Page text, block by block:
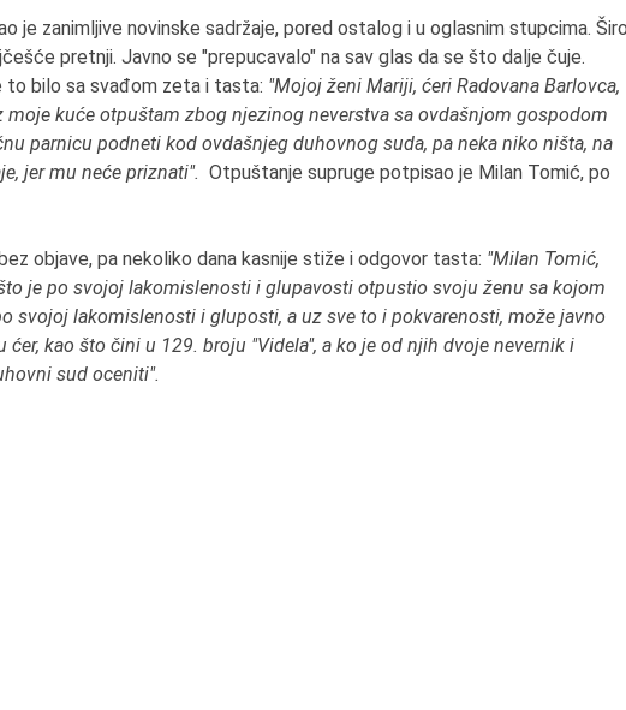
je zanimljive novinske sadržaje, pored ostalog i u oglasnim stupcima.
pretnji. Javno se "prepucavalo" na sav glas da se što dalje čuje.
to bilo sa svađom zeta i tasta: "Mojoj ženi Mariji, ćeri Radovana Barlovca,
moje kuće otpuštam zbog njezinog neverstva sa ovdašnjom gospodom
parnicu podneti kod ovdašnjeg duhovnog suda, pa neka niko ništa, na
jer mu neće priznati". Otpuštanje supruge potpisao je Milan Tomić, po
objave, pa nekoliko dana kasnije stiže i odgovor tasta: "Milan Tomić,
je po svojoj lakomislenosti i glupavosti otpustio svoju ženu sa kojom
svojoj lakomislenosti i gluposti, a uz sve to i pokvarenosti, može javno
kao što čini u 129. broju "Videla", a ko je od njih dvoje nevernik i
sud oceniti".